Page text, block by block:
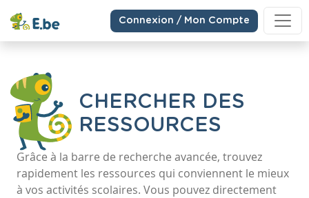
Connexion / Mon Compte
CHERCHER DES
RESSOURCES
Grâce à la barre de recherche avancée, trouvez
rapidement les ressources qui conviennent le mieux
à vos activités scolaires. Vous pouvez directement